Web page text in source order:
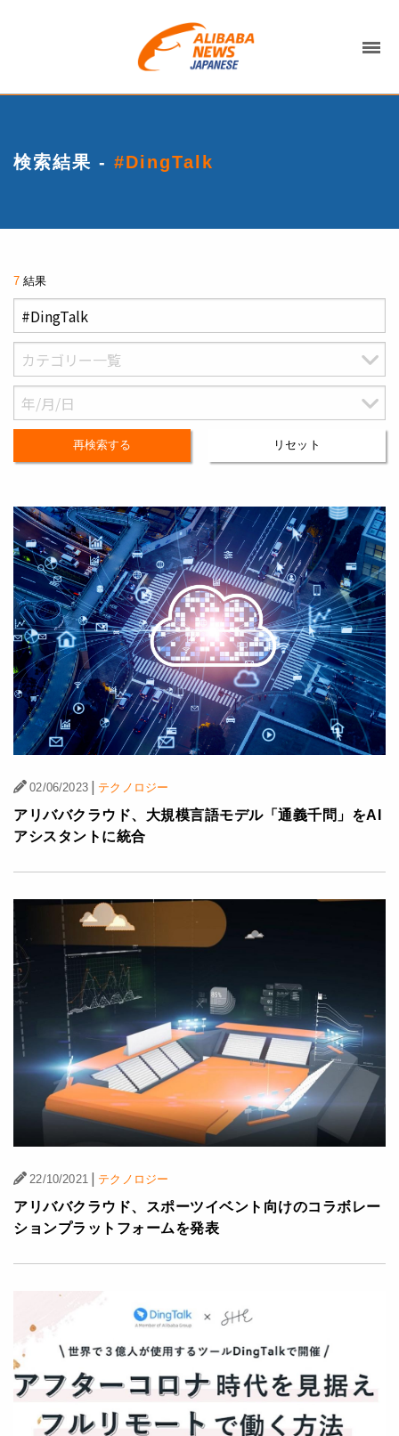
検索結果 - #DingTalk
7結果
再検索する リセット
02/06/2023 | テクノロジー
アリババクラウド、大規模言語モデル「通義千問」をAI
アシスタントに統合
22/10/2021 | テクノロジー
アリババクラウド、スポーツイベント向けのコラボレー
ションプラットフォームを発表